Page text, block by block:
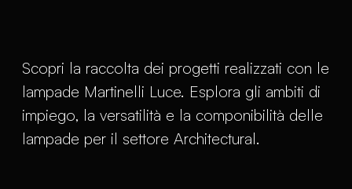
Scopri la raccolta dei progetti realizzati con le
lampade Martinelli Luce. Esplora gli ambiti di
impiego, la versatilità e la componibilità delle
lampade per il settore Architectural.